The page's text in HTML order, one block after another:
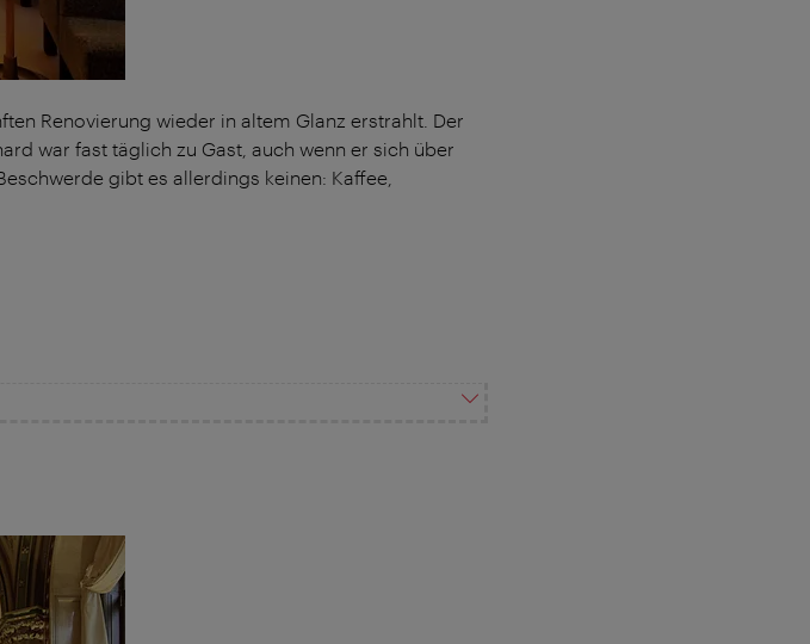
Renovierung wieder in altem Glanz erstrahlt. Der
war fast täglich zu Gast, auch wenn er sich über
gibt es allerdings keinen: Kaffee,